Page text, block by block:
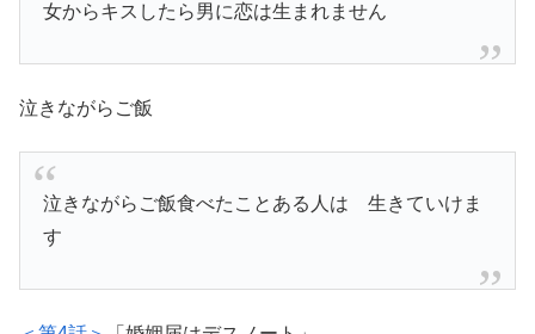
女からキスしたら男に恋は生まれません
泣きながらご飯
泣きながらご飯食べたことある人は 生きていけま
す